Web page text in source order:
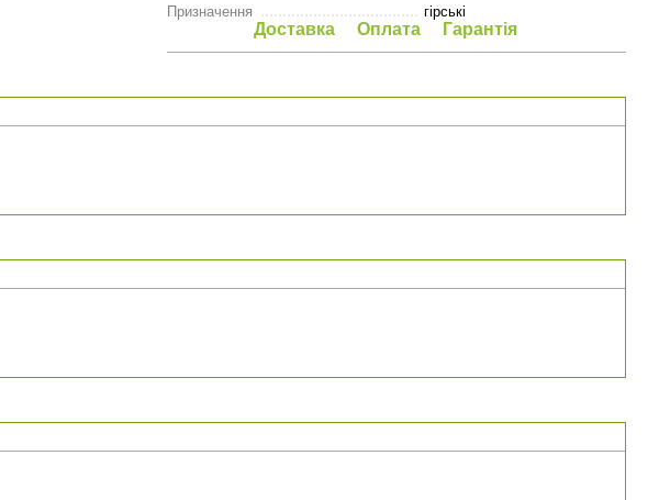
Призначення гірські
Доставка Оплата Гарантія